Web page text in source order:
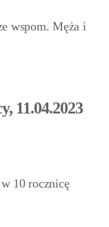
wspom. Męża i
11.04.2023
10 rocznicę